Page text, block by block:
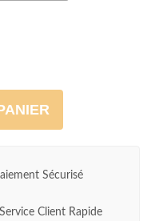
Sécurisé
Service Client Rapide